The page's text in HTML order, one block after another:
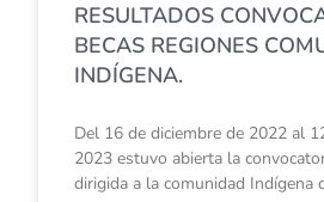
RESULTADOS
BECAS REGIONES
INDÍGENA.
Del 16 de diciembre de 2022 al
2023 estuvo abierta la
dirigida a la comunidad Indígena